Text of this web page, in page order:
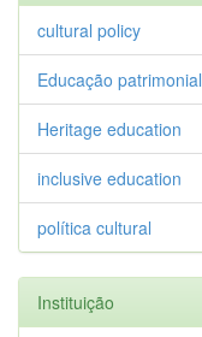
cultural policy
Educação patrimonial
Heritage education
inclusive education
política cultural
Instituição